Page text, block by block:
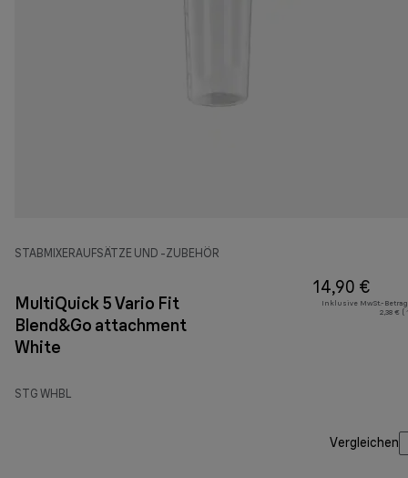
STABMIXERAUFSÄTZE UND -ZUBEHÖR
MultiQuick 5 Vario Fit
Blend&Go attachment
White
STG WHBL
14,90 €
Inklusive MwSt.-
2,38 € (
Vergleichen